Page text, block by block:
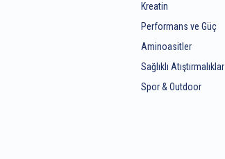
Kreatin
Performans ve Güç
Aminoasitler
Sağlıklı Atıştırmalıklar
Spor & Outdoor